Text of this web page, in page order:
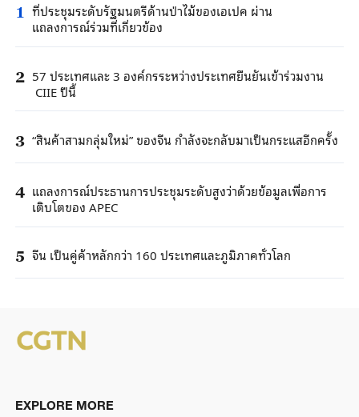
1 ที่ประชุมระดับรัฐมนตรีด้านป่าไม้ของเอเปค ผ่าน
แถลงการณ์ร่วมที่เกี่ยวข้อง
2 57 ประเทศและ 3 องค์กรระหว่างประเทศยืนยันเข้าร่วมงาน
CIIE ปีนี้
3 “สินค้าสามกลุ่มใหม่” ของจีน กำลังจะกลับมาเป็นกระแสอีกครั้ง
4 แถลงการณ์ประธานการประชุมระดับสูงว่าด้วยข้อมูลเพื่อการ
เติบโตของ APEC
5 จีน เป็นคู่ค้าหลักกว่า 160 ประเทศและภูมิภาคทั่วโลก
EXPLORE MORE